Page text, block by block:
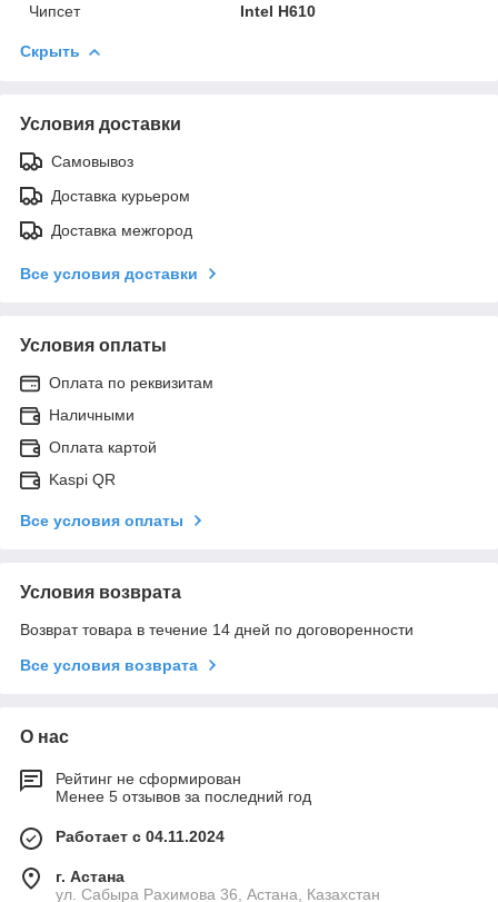
Чипсет
Intel H610
Скрыть
Условия доставки
Самовывоз
Доставка курьером
Доставка межгород
Все условия доставки
Условия оплаты
Оплата по реквизитам
Наличными
Оплата картой
Kaspi QR
Все условия оплаты
Условия возврата
Возврат товара в течение 14 дней по договоренности
Все условия возврата
О нас
Рейтинг не сформирован
Менее 5 отзывов за последний год
Работает с 04.11.2024
г. Астана
ул. Сабыра Рахимова 36, Астана, Казахстан